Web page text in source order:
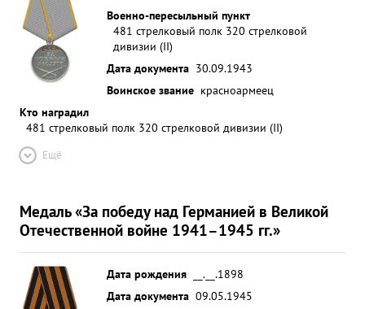
Военно-пересыльный пункт
481 стрелковый полк 320 стрелковой
дивизии (II)
Дата документа 30.09.1943
Воинское звание красноармеец
Кто наградил
481 стрелковый полк 320 стрелковой дивизии (II)
Ещё
Медаль «За победу над Германией в Великой
Отечественной войне 1941–1945 гг.»
Дата рождения
__.__.1898
Дата документа 09.05.1945